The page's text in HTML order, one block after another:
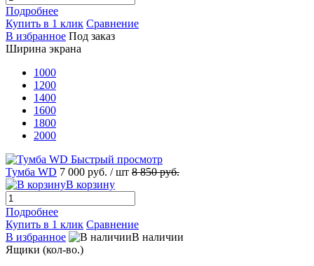
Подробнее
Купить в 1 клик Сравнение
В избранное Под заказ
Ширина экрана
1000
1200
1400
1600
1800
2000
Быстрый просмотр
Тумба WD 7 000 руб. / шт 8 850 руб.
В корзину
Подробнее
Купить в 1 клик Сравнение
В избранное
В наличии
Ящики (кол-во.)